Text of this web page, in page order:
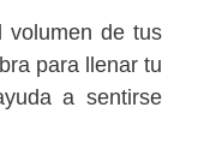
volumen de tus
para llenar tu
a sentirse